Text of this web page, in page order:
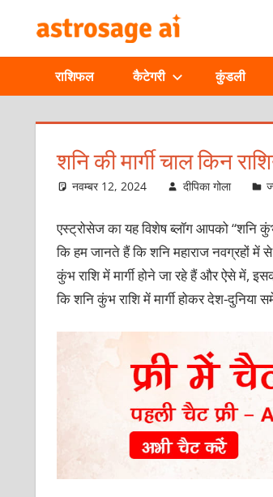
content
–
राशिफल कैटेगरी कुंडली
शनि की मार्गी चाल किन
नवम्बर 12, 2024 दीपिका गोला
एस्ट्रोसेज का यह विशेष ब्लॉग आपको “शनि
कि हम जानते हैं कि शनि महाराज नवग्रहों
कुंभ राशि में मार्गी होने जा रहे हैं और ऐसे में,
कि शनि कुंभ राशि में मार्गी होकर देश-दुनिया